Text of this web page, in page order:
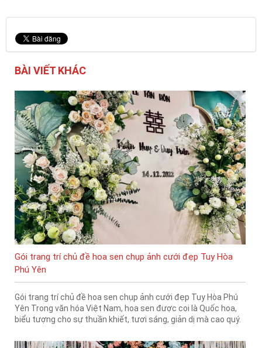
BÀI VIẾT KHÁC
Gói trang trí chủ đề hoa sen chụp ảnh cưới đẹp Tuy Hòa
Phú Yên
Gói trang trí chủ đề hoa sen chụp ảnh cưới đẹp Tuy Hòa Phú
Yên Trong văn hóa Việt Nam, hoa sen được coi là Quốc hoa,
biểu tượng cho sự thuần khiết, tươi sáng, giản dị mà cao quý.